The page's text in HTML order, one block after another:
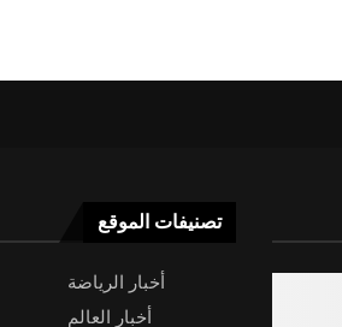
تصنيفات الموقع
أخبار الرياضة
أخبار العالم